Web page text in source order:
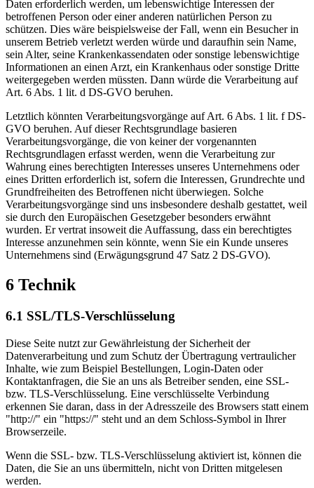
Daten erforderlich werden, um lebenswichtige Interessen der
betroffenen Person oder einer anderen natürlichen Person zu
schützen. Dies wäre beispielsweise der Fall, wenn ein Besucher in
unserem Betrieb verletzt werden würde und daraufhin sein Name,
sein Alter, seine Krankenkassendaten oder sonstige lebenswichtige
Informationen an einen Arzt, ein Krankenhaus oder sonstige Dritte
weitergegeben werden müssten. Dann würde die Verarbeitung auf
Art. 6 Abs. 1 lit. d DS-GVO beruhen.
Letztlich könnten Verarbeitungsvorgänge auf Art. 6 Abs. 1 lit. f DS-
GVO beruhen. Auf dieser Rechtsgrundlage basieren
Verarbeitungsvorgänge, die von keiner der vorgenannten
Rechtsgrundlagen erfasst werden, wenn die Verarbeitung zur
Wahrung eines berechtigten Interesses unseres Unternehmens oder
eines Dritten erforderlich ist, sofern die Interessen, Grundrechte und
Grundfreiheiten des Betroffenen nicht überwiegen. Solche
Verarbeitungsvorgänge sind uns insbesondere deshalb gestattet, weil
sie durch den Europäischen Gesetzgeber besonders erwähnt
wurden. Er vertrat insoweit die Auffassung, dass ein berechtigtes
Interesse anzunehmen sein könnte, wenn Sie ein Kunde unseres
Unternehmens sind (Erwägungsgrund 47 Satz 2 DS-GVO).
6 Technik
6.1 SSL/TLS-Verschlüsselung
Diese Seite nutzt zur Gewährleistung der Sicherheit der
Datenverarbeitung und zum Schutz der Übertragung vertraulicher
Inhalte, wie zum Beispiel Bestellungen, Login-Daten oder
Kontaktanfragen, die Sie an uns als Betreiber senden, eine SSL-
bzw. TLS-Verschlüsselung. Eine verschlüsselte Verbindung
erkennen Sie daran, dass in der Adresszeile des Browsers statt einem
"http://" ein "https://" steht und an dem Schloss-Symbol in Ihrer
Browserzeile.
Wenn die SSL- bzw. TLS-Verschlüsselung aktiviert ist, können die
Daten, die Sie an uns übermitteln, nicht von Dritten mitgelesen
werden.